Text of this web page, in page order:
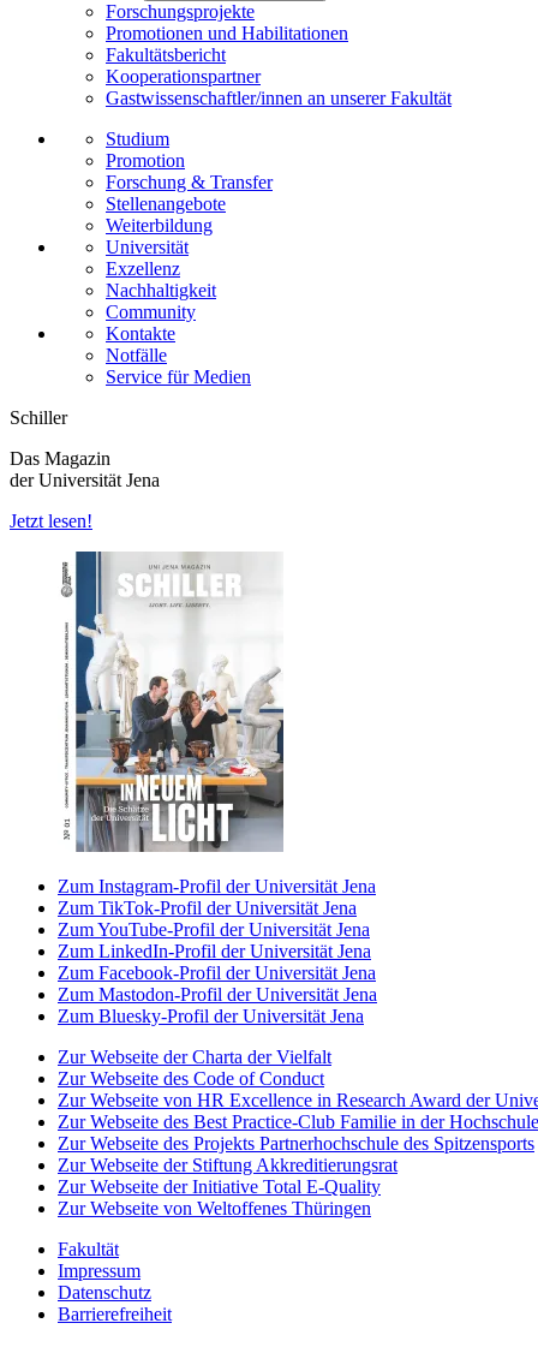
Forschungsprojekte
Promotionen und Habilitationen
Fakultätsbericht
Kooperationspartner
Gastwissenschaftler/innen an unserer Fakultät
Studium
Promotion
Forschung & Transfer
Stellenangebote
Weiterbildung
Universität
Exzellenz
Nachhaltigkeit
Community
Kontakte
Notfälle
Service für Medien
Schiller
Das Magazin
der Universität Jena
Jetzt lesen!
Zum Instagram-Profil der Universität Jena
Zum TikTok-Profil der Universität Jena
Zum YouTube-Profil der Universität Jena
Zum LinkedIn-Profil der Universität Jena
Zum Facebook-Profil der Universität Jena
Zum Mastodon-Profil der Universität Jena
Zum Bluesky-Profil der Universität Jena
Zur Webseite der Charta der Vielfalt
Zur Webseite des Code of Conduct
Zur Webseite von HR Excellence in Research Award der
Zur Webseite des Best Practice-Club Familie in der Hochschule
Zur Webseite des Projekts Partnerhochschule des Spitzensports
Zur Webseite der Stiftung Akkreditierungsrat
Zur Webseite der Initiative Total E-Quality
Zur Webseite von Weltoffenes Thüringen
Fakultät
Impressum
Datenschutz
Barrierefreiheit